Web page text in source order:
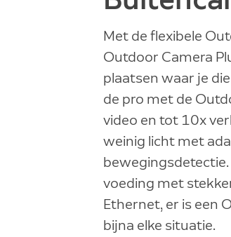
Met de flexibele
Outdoor Camera
plaatsen waar je
de pro met de
video en tot 10x
weinig licht met
voeding met
Ethernet, er is een
bijna elke situatie.